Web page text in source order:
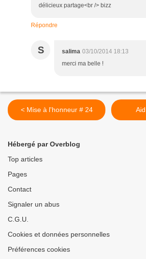
délicieux partage<br /> bizz
Répondre
S salima 03/10/2014 18:13
merci ma belle !
< Mise à l'honneur # 24
Hébergé par Overblog
Top articles
Pages
Contact
Signaler un abus
C.G.U.
Cookies et données personnelles
Préférences cookies